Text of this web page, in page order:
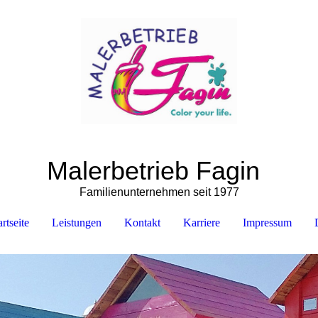
Malerbetrieb Fagin
Familienunternehmen seit 1977
Leistungen Kontakt Karriere Impressum